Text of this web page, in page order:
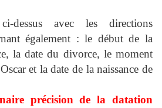
dessus avec les directions
également : le début de la
la date du divorce, le moment
et la date de la naissance de
précision de la datation